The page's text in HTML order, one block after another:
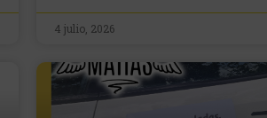
4 julio, 2026